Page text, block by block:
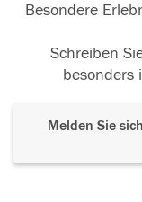
Besondere
Schreiben
besonders
Melden Sie